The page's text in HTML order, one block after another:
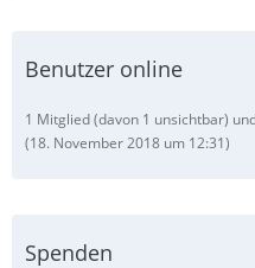
Benutzer online
1 Mitglied (davon 1 unsichtbar)
(18. November 2018 um 12:31)
Spenden